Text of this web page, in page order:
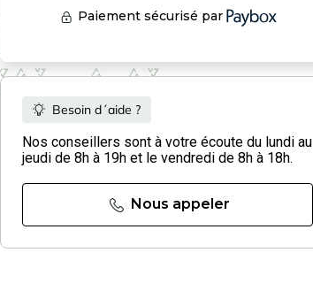
Paiement sécurisé par
Besoin d´aide ?
Nos conseillers sont à votre écoute du lundi au
jeudi de 8h à 19h et le vendredi de 8h à 18h.
Nous appeler